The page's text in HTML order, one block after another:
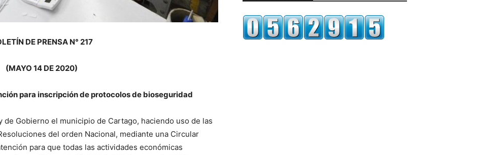
DE PRENSA N° 217
(MAYO 14 DE 2020)
para inscripción de protocolos de bioseguridad
de Gobierno el municipio de Cartago, haciendo uso de las
del orden Nacional, mediante una Circular
para que todas las actividades económicas